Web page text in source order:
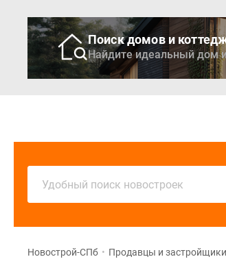
Поиск домов и
Найдите идеальный дом
Удобный поиск новостроек
Новострой-СПб • Продавцы и застройщики